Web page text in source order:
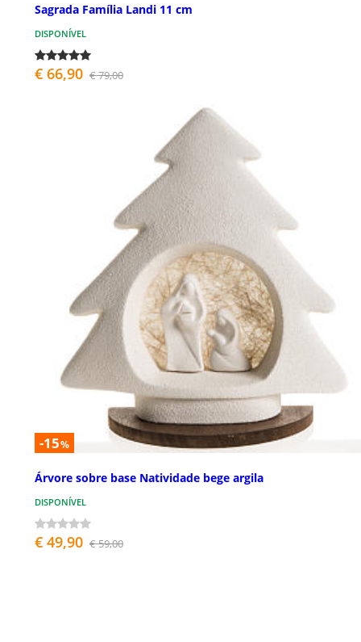
Sagrada Família Landi 11 cm
DISPONÍVEL
€ 66,90 € 79,00
-15%
Árvore sobre base Natividade bege argila
DISPONÍVEL
€ 49,90 € 59,00